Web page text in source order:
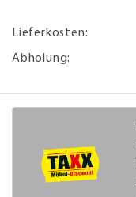
Lieferkosten:
Abholung: